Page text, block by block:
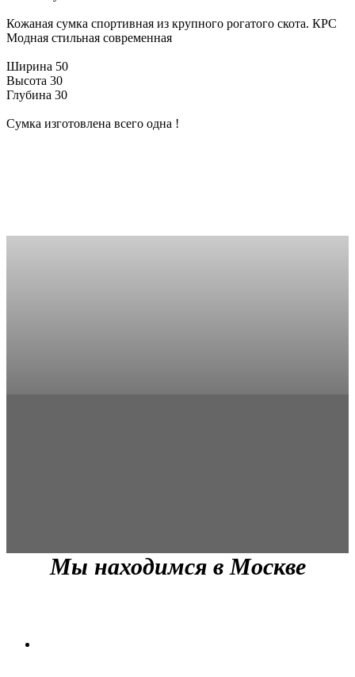
Кожаная сумка спортивная из крупного рогатого скота. КРС
Модная стильная современная
Ширина 50
Высота 30
Глубина 30
Сумка изготовлена всего одна !
Мы находимся в Москве